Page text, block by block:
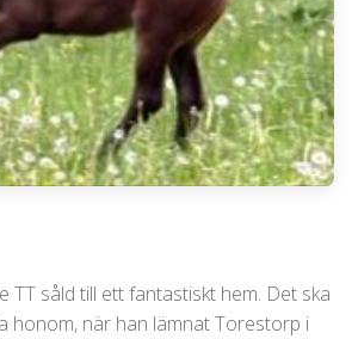
TT såld till ett fantastiskt hem. Det ska
honom, när han lämnat Torestorp i